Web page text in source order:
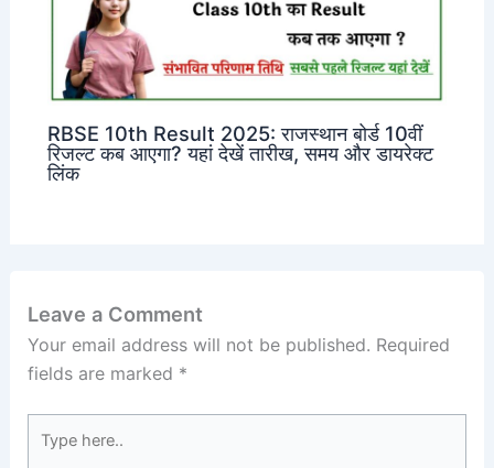
RBSE 10th Result 2025: राजस्थान बोर्ड 10वीं
रिजल्ट कब आएगा? यहां देखें तारीख, समय और डायरेक्ट
लिंक
Leave a Comment
Your email address will not be published. Required
fields are marked *
here..